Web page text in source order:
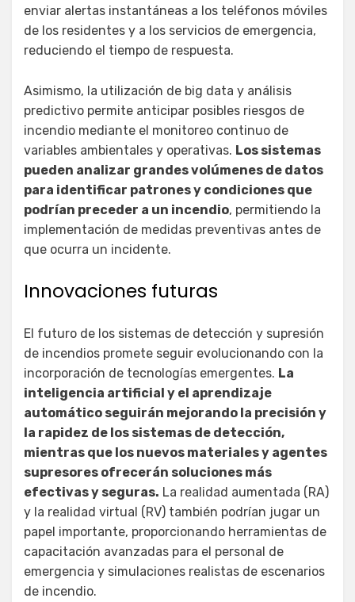
enviar alertas instantáneas a los teléfonos móviles
de los residentes y a los servicios de emergencia,
reduciendo el tiempo de respuesta.
Asimismo, la utilización de big data y análisis
predictivo permite anticipar posibles riesgos de
incendio mediante el monitoreo continuo de
variables ambientales y operativas. Los sistemas
pueden analizar grandes volúmenes de datos
para identificar patrones y condiciones que
podrían preceder a un incendio, permitiendo la
implementación de medidas preventivas antes de
que ocurra un incidente.
Innovaciones futuras
El futuro de los sistemas de detección y supresión
de incendios promete seguir evolucionando con la
incorporación de tecnologías emergentes. La
inteligencia artificial y el aprendizaje
automático seguirán mejorando la precisión y
la rapidez de los sistemas de detección,
mientras que los nuevos materiales y agentes
supresores ofrecerán soluciones más
efectivas y seguras. La realidad aumentada (RA)
y la realidad virtual (RV) también podrían jugar un
papel importante, proporcionando herramientas de
capacitación avanzadas para el personal de
emergencia y simulaciones realistas de escenarios
de incendio.